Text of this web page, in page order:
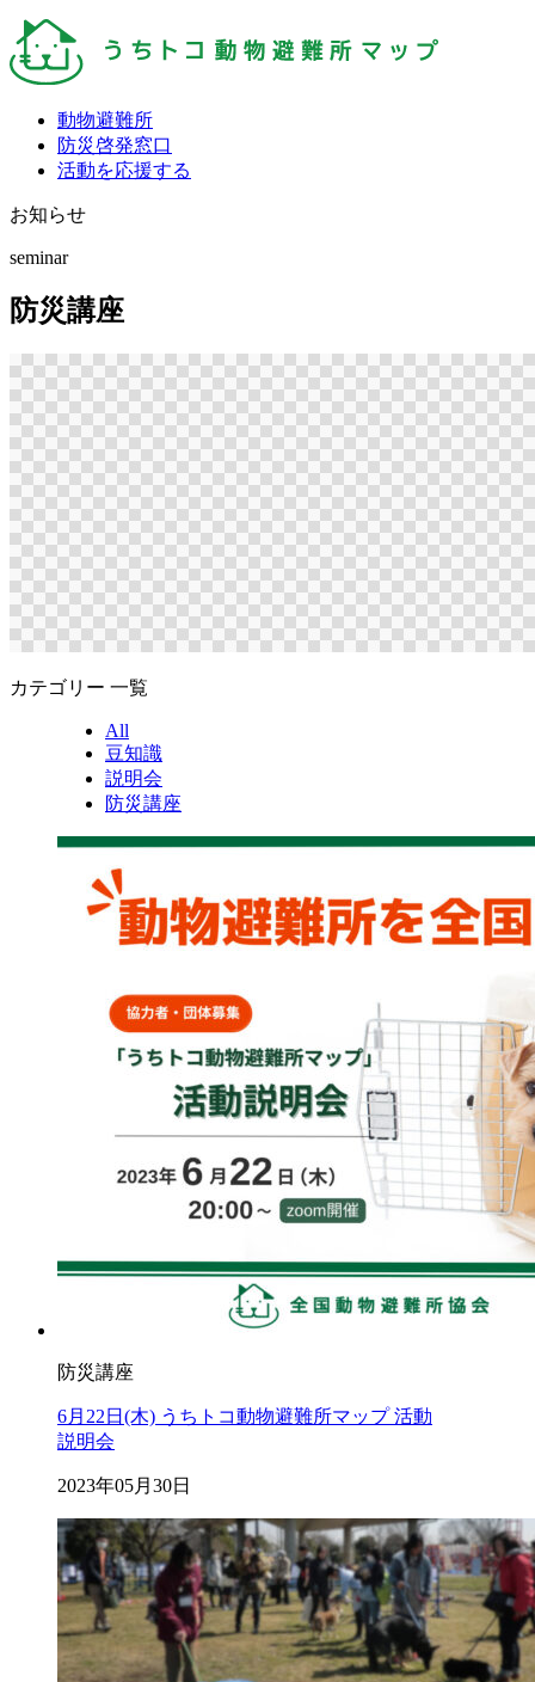
動物避難所
防災啓発窓口
活動を応援する
お知らせ
seminar
防災講座
カテゴリー 一覧
All
豆知識
説明会
防災講座
防災講座
6月22日(木) うちトコ動物避難所マップ 活動
説明会
2023年05月30日